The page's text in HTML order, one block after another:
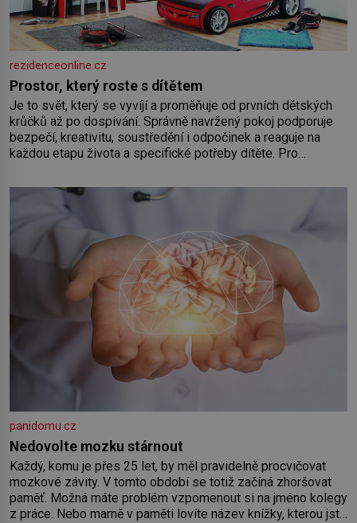
rezidenceonline.cz
Prostor, který roste s dítětem
Je to svět, který se vyvíjí a proměňuje od prvních dětských
krůčků až po dospívání. Správně navržený pokoj podporuje
bezpečí, kreativitu, soustředění i odpočinek a reaguje na
každou etapu života a specifické potřeby dítěte. Pro
by pokoj miminka měl působit především klidně a útulně.
Předškolní věk je
panidomu.cz
Nedovolte mozku stárnout
Každý, komu je přes 25 let, by měl pravidelně procvičovat
mozkové závity. V tomto období se totiž začíná zhoršovat
paměť. Možná máte problém vzpomenout si na jméno kolegy
z práce. Nebo marně v paměti lovíte název knížky, kterou jste